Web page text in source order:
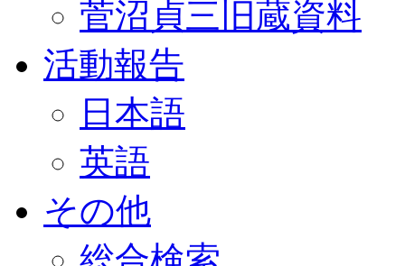
菅沼貞三旧蔵資料
活動報告
日本語
英語
その他